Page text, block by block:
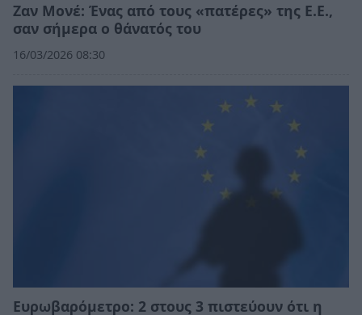
Ζαν Μονέ: Ένας από τους «πατέρες» της Ε.Ε.,
σαν σήμερα ο θάνατός του
16/03/2026 08:30
Ευρωβαρόμετρο: 2 στους 3 πιστεύουν ότι η